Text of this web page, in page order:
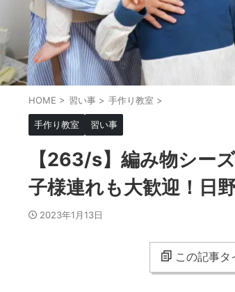
HOME > 習い事 > 手作り教室 >
手作り教室 習い事
【263/s】編み物シー
子様連れも大歓迎！日
2023年1月13日
この記事タ